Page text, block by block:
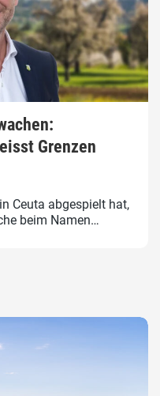
Grenzen
Ceuta abgespielt hat,
beim Namen…